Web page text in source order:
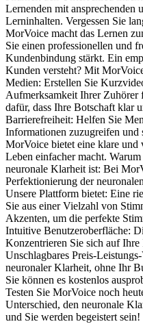
Lernenden mit ansprechenden
Lerninhalten. Vergessen Sie
MorVoice macht das Lernen
Sie einen professionellen und
Kundenbindung stärkt. Ein
Kunden versteht? Mit
Medien: Erstellen Sie
Aufmerksamkeit Ihrer Zuhörer
dafür, dass Ihre Botschaft klar
Barrierefreiheit: Helfen Sie
Informationen zuzugreifen
MorVoice bietet eine klare und
Leben einfacher macht.
neuronale Klarheit ist: Bei
Perfektionierung der
Unsere Plattform bietet: Eine
Sie aus einer Vielzahl von
Akzenten, um die perfekte
Intuitive Benutzeroberfläche:
Konzentrieren Sie sich auf
Unschlagbares Preis-
neuronaler Klarheit, ohne Ihr
Sie können es kostenlos
Testen Sie MorVoice noch
Unterschied, den neuronale
und Sie werden begeistert